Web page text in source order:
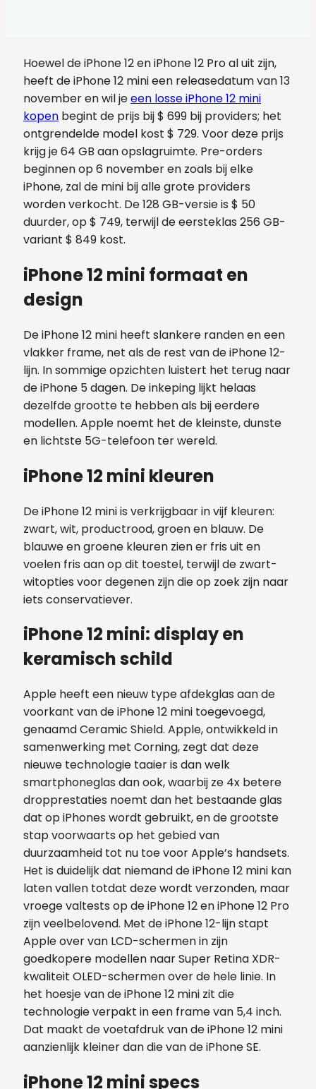
Hoewel de iPhone 12 en iPhone 12 Pro al uit zijn,
heeft de iPhone 12 mini een releasedatum van 13
november en wil jeeen losse iPhone 12 mini
kopen begint de prijs bij $ 699 bij providers; het
ontgrendelde model kost $ 729. Voor deze prijs
krijg je 64 GB aan opslagruimte. Pre-orders
beginnen op 6 november en zoals bij elke
iPhone, zal de mini bij alle grote providers
worden verkocht. De 128 GB-versie is $ 50
duurder, op $ 749, terwijl de eersteklas 256 GB-
variant $ 849 kost.
iPhone 12 mini formaat en
design
De iPhone 12 mini heeft slankere randen en een
vlakker frame, net als de rest van de iPhone 12-
lijn. In sommige opzichten luistert het terug naar
de iPhone 5 dagen. De inkeping lijkt helaas
dezelfde grootte te hebben als bij eerdere
modellen. Apple noemt het de kleinste, dunste
en lichtste 5G-telefoon ter wereld.
iPhone 12 mini kleuren
De iPhone 12 mini is verkrijgbaar in vijf kleuren:
zwart, wit, productrood, groen en blauw. De
blauwe en groene kleuren zien er fris uit en
voelen fris aan op dit toestel, terwijl de zwart-
witopties voor degenen zijn die op zoek zijn naar
iets conservatiever.
iPhone 12 mini: display en
keramisch schild
Apple heeft een nieuw type afdekglas aan de
voorkant van de iPhone 12 mini toegevoegd,
genaamd Ceramic Shield. Apple, ontwikkeld in
samenwerking met Corning, zegt dat deze
nieuwe technologie taaier is dan welk
smartphoneglas dan ook, waarbij ze 4x betere
dropprestaties noemt dan het bestaande glas
dat op iPhones wordt gebruikt, en de grootste
stap voorwaarts op het gebied van
duurzaamheid tot nu toe voor Apple’s handsets.
Het is duidelijk dat niemand de iPhone 12 mini kan
laten vallen totdat deze wordt verzonden, maar
vroege valtests op de iPhone 12 en iPhone 12 Pro
zijn veelbelovend. Met de iPhone 12-lijn stapt
Apple over van LCD-schermen in zijn
goedkopere modellen naar Super Retina XDR-
kwaliteit OLED-schermen over de hele linie. In
het hoesje van de iPhone 12 mini zit die
technologie verpakt in een frame van 5,4 inch.
Dat maakt de voetafdruk van de iPhone 12 mini
aanzienlijk kleiner dan die van de iPhone SE.
iPhone 12 mini specs